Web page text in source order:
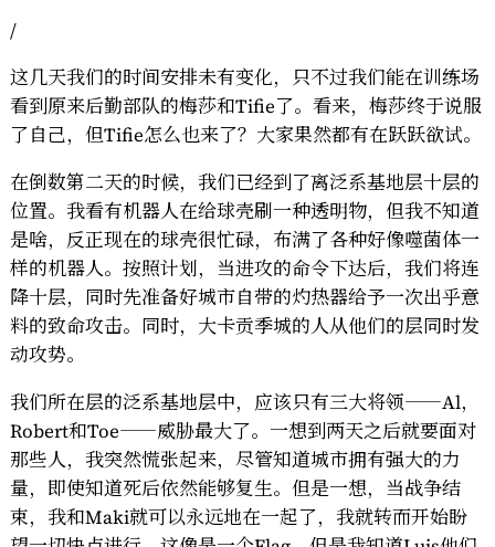
/
这几天我们的时间安排未有变化，只不过我们能在训练场
看到原来后勤部队的梅莎和Tifie了。看来，梅莎终于说服
了自己，但Tifie怎么也来了？大家果然都有在跃跃欲试。
在倒数第二天的时候，我们已经到了离泛系基地层十层的
位置。我看有机器人在给球壳刷一种透明物，但我不知道
是啥，反正现在的球壳很忙碌，布满了各种好像噬菌体一
样的机器人。按照计划，当进攻的命令下达后，我们将连
降十层，同时先准备好城市自带的灼热器给予一次出乎意
料的致命攻击。同时，大卡贡季城的人从他们的层同时发
动攻势。
我们所在层的泛系基地层中，应该只有三大将领——Al，
Robert和Toe——威胁最大了。一想到两天之后就要面对
那些人，我突然慌张起来，尽管知道城市拥有强大的力
量，即使知道死后依然能够复生。但是一想，当战争结
束，我和Maki就可以永远地在一起了，我就转而开始盼